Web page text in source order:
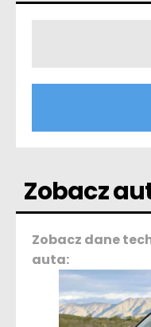
Zobacz
Zobacz dane
auta: